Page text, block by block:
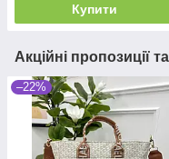
Купити
Акційні пропозиції
–22%